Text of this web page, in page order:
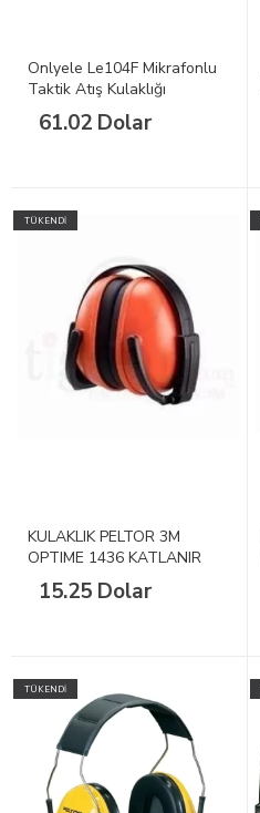
Onlyele Le104F Mikrafonlu
Taktik Atış Kulaklığı
61.02 Dolar
TÜKENDİ
KULAKLIK PELTOR 3M
OPTIME 1436 KATLANIR
TURUNCU
15.25 Dolar
TÜKENDİ